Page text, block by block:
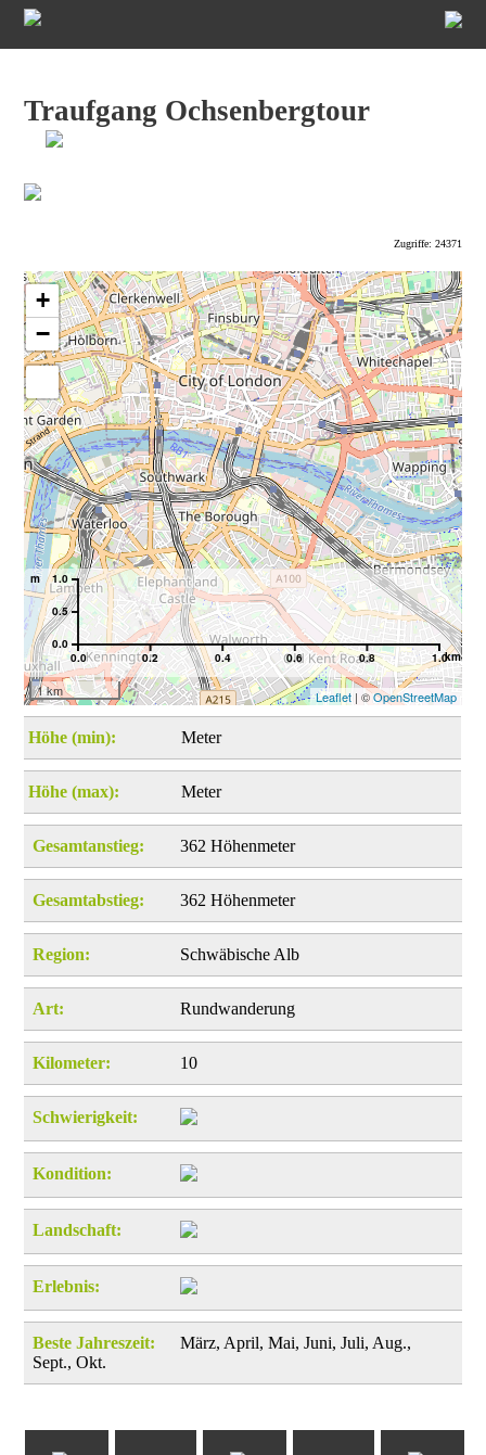
Traufgang Ochsenbergtour
Zugriffe: 24371
+
−
0.0 0.2 0.4 0.6 0.8 1.0km
0.0
0.5
1.0
m
1 km Leaflet| ©OpenStreetMap
Höhe (min): Meter
Höhe (max): Meter
Gesamtanstieg: 362 Höhenmeter
Gesamtabstieg: 362 Höhenmeter
Region: Schwäbische Alb
Art: Rundwanderung
Kilometer: 10
Schwierigkeit:
Kondition:
Landschaft:
Erlebnis:
Beste Jahreszeit:
März, April, Mai, Juni, Juli, Aug.,
Sept., Okt.